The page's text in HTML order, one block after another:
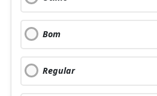
Bom
Regular